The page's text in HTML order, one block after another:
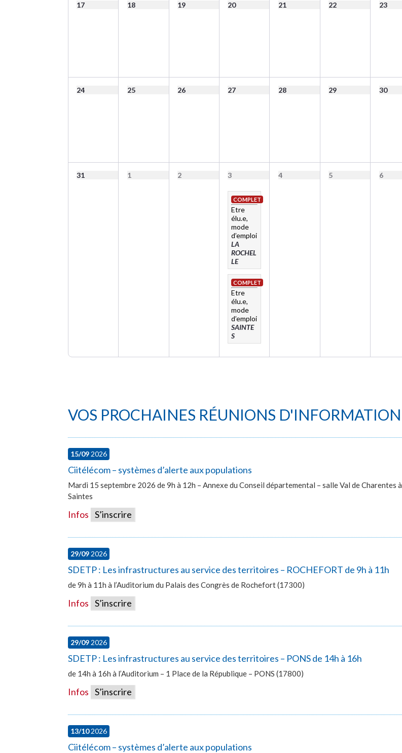
17 18 19 20 21 22 23
24 25 26 27 28 29 30
31 1 2 3
COMPLET
Etre
élu.e,
mode
d’emploi
LA
ROCHEL
LE
COMPLET
Etre
élu.e,
mode
d’emploi
SAINTE
S
4 5 6
VOS PROCHAINES RÉUNIONS D'INFORMATION
15/09 2026
Ciitélécom – systèmes d’alerte aux populations
Mardi 15 septembre 2026 de 9h à 12h – Annexe du Conseil départemental – salle Val de Charentes à
Saintes
Infos S’inscrire
29/09 2026
SDETP : Les infrastructures au service des territoires – ROCHEFORT de 9h à 11h
de 9h à 11h à l’Auditorium du Palais des Congrès de Rochefort (17300)
Infos S’inscrire
29/09 2026
SDETP : Les infrastructures au service des territoires – PONS de 14h à 16h
de 14h à 16h à l’Auditorium – 1 Place de la République – PONS (17800)
Infos S’inscrire
13/102026
Ciitélécom – systèmes d’alerte aux populations